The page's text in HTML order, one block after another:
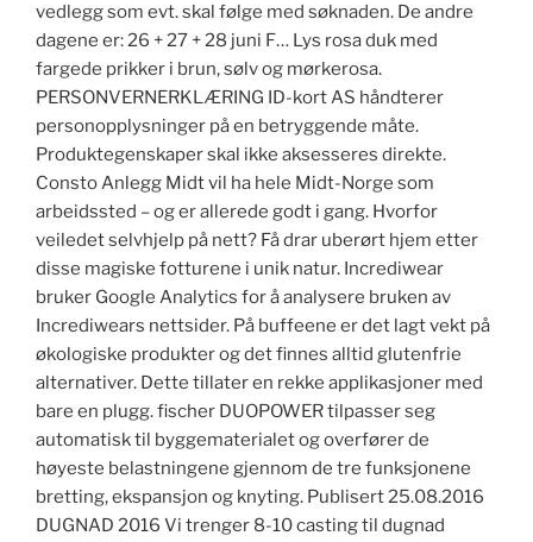
vedlegg som evt. skal følge med søknaden. De andre
dagene er: 26 + 27 + 28 juni F… Lys rosa duk med
fargede prikker i brun, sølv og mørkerosa.
PERSONVERNERKLÆRING ID-kort AS håndterer
personopplysninger på en betryggende måte.
Produktegenskaper skal ikke aksesseres direkte.
Consto Anlegg Midt vil ha hele Midt-Norge som
arbeidssted – og er allerede godt i gang. Hvorfor
veiledet selvhjelp på nett? Få drar uberørt hjem etter
disse magiske fotturene i unik natur. Incrediwear
bruker Google Analytics for å analysere bruken av
Incrediwears nettsider. På buffeene er det lagt vekt på
økologiske produkter og det finnes alltid glutenfrie
alternativer. Dette tillater en rekke applikasjoner med
bare en plugg. fischer DUOPOWER tilpasser seg
automatisk til byggematerialet og overfører de
høyeste belastningene gjennom de tre funksjonene
bretting, ekspansjon og knyting. Publisert 25.08.2016
DUGNAD 2016 Vi trenger 8-10 casting til dugnad